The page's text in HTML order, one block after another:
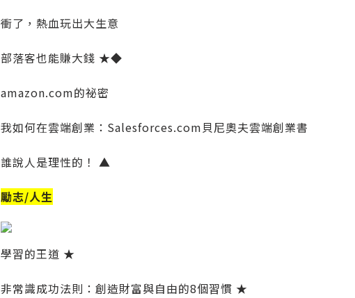
衝了，熱血玩出大生意
部落客也能賺大錢 ★◆
amazon.com的祕密
我如何在雲端創業：Salesforces.com貝尼奧夫雲端創業書
誰說人是理性的！ ▲
勵志/人生
學習的王道 ★
非常識成功法則：創造財富與自由的8個習慣 ★